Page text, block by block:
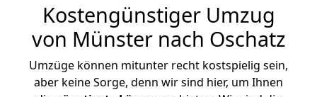
Kostengünstiger Umzug
von Münster nach Oschatz
Umzüge können mitunter recht kostspielig sein,
aber keine Sorge, denn wir sind hier, um Ihnen